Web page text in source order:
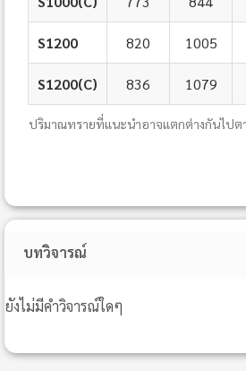
S1200 820 1005
S1200(C) 836 1079
ปริมาณทรายที่แนะนำอาจแตกต่างกันไปต
บทวิจารณ์
ยังไม่มีคำวิจารณ์ใดๆ